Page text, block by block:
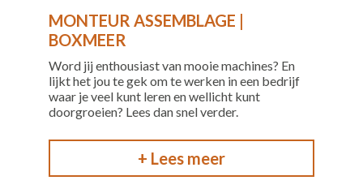
MONTEUR ASSEMBLAGE |
BOXMEER
Word jij enthousiast van mooie machines? En
lijkt het jou te gek om te werken in een bedrijf
waar je veel kunt leren en wellicht kunt
doorgroeien? Lees dan snel verder.
+ Lees meer